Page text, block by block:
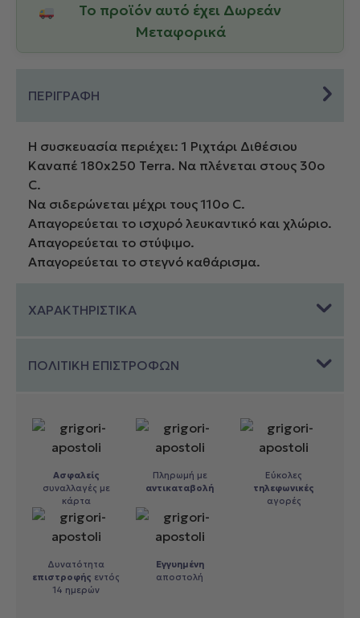
Το προϊόν αυτό έχει Δωρεάν
Μεταφορικά
ΠΕΡΙΓΡΑΦΗ
Η συσκευασία περιέχει: 1 Ριχτάρι Διθέσιου
Καναπέ 180x250 Terra. Να πλένεται στους 30ο
C.
Να σιδερώνεται μέχρι τους 110ο C.
Απαγορεύεται το ισχυρό λευκαντικό και χλώριο.
Απαγορεύεται το στύψιμο.
Απαγορεύεται το στεγνό καθάρισμα.
ΧΑΡΑΚΤΗΡΙΣΤΙΚΑ
ΠΟΛΙΤΙΚΗ ΕΠΙΣΤΡΟΦΩΝ
Ασφαλείς
συναλλαγές με
κάρτα
Πληρωμή με
αντικαταβολή
Εύκολες
τηλεφωνικές
αγορές
Δυνατότητα
επιστροφής εντός
14 ημερών
Εγγυημένη
αποστολή